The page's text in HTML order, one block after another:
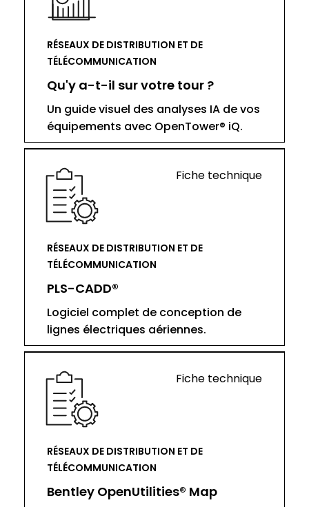
RÉSEAUX DE DISTRIBUTION ET DE
TÉLÉCOMMUNICATION
Qu'y a-t-il sur votre tour ?
Un guide visuel des analyses IA de vos
équipements avec OpenTower® iQ.
Fiche technique
RÉSEAUX DE DISTRIBUTION ET DE
TÉLÉCOMMUNICATION
PLS-CADD®
Logiciel complet de conception de
lignes électriques aériennes.
Fiche technique
RÉSEAUX DE DISTRIBUTION ET DE
TÉLÉCOMMUNICATION
Bentley OpenUtilities® Map